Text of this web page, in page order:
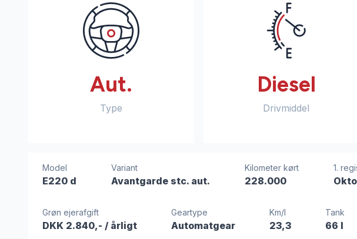
Aut.
Type
Diesel
Drivmiddel
Model
E220 d
Variant
Avantgarde stc. aut.
Kilometer kørt
228.000
1.
Grøn ejerafgift
DKK 2.840,- / årligt
Geartype
Automatgear
Km/l
23,3
Tank
66 l